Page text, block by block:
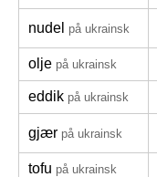
nudel på ukrainsk
olje på ukrainsk
eddik på ukrainsk
gjær på ukrainsk
tofu på ukrainsk